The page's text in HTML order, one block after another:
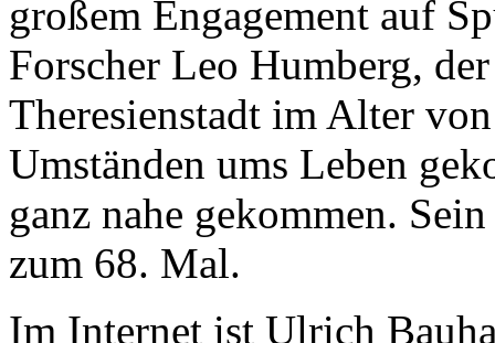
großem Engagement auf
Forscher Leo Humberg,
Theresienstadt im Alter
Umständen ums Leben
ganz nahe gekommen.
zum 68. Mal.
Im Internet ist Ulrich